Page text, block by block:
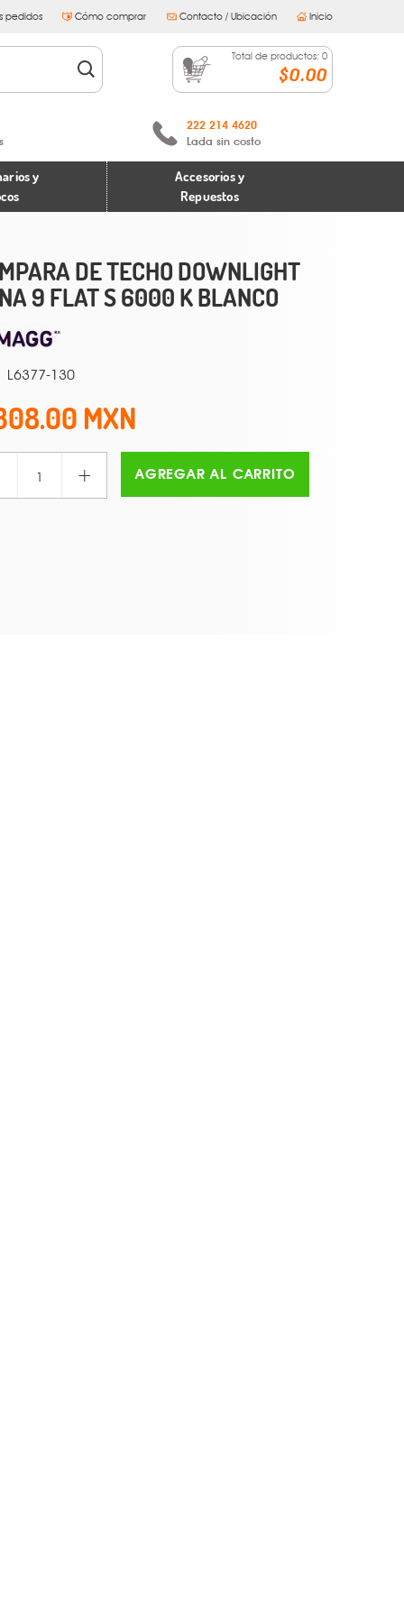
pedidos Cómo comprar Contacto / Ubicación Inicio
Total de productos: 0
$0.00
222 214 4620
Lada sin costo
y
Accesorios y
Repuestos
DE TECHO DOWNLIGHT
9 FLAT S 6000 K BLANCO
L6377-130
+ AGREGAR AL CARRITO